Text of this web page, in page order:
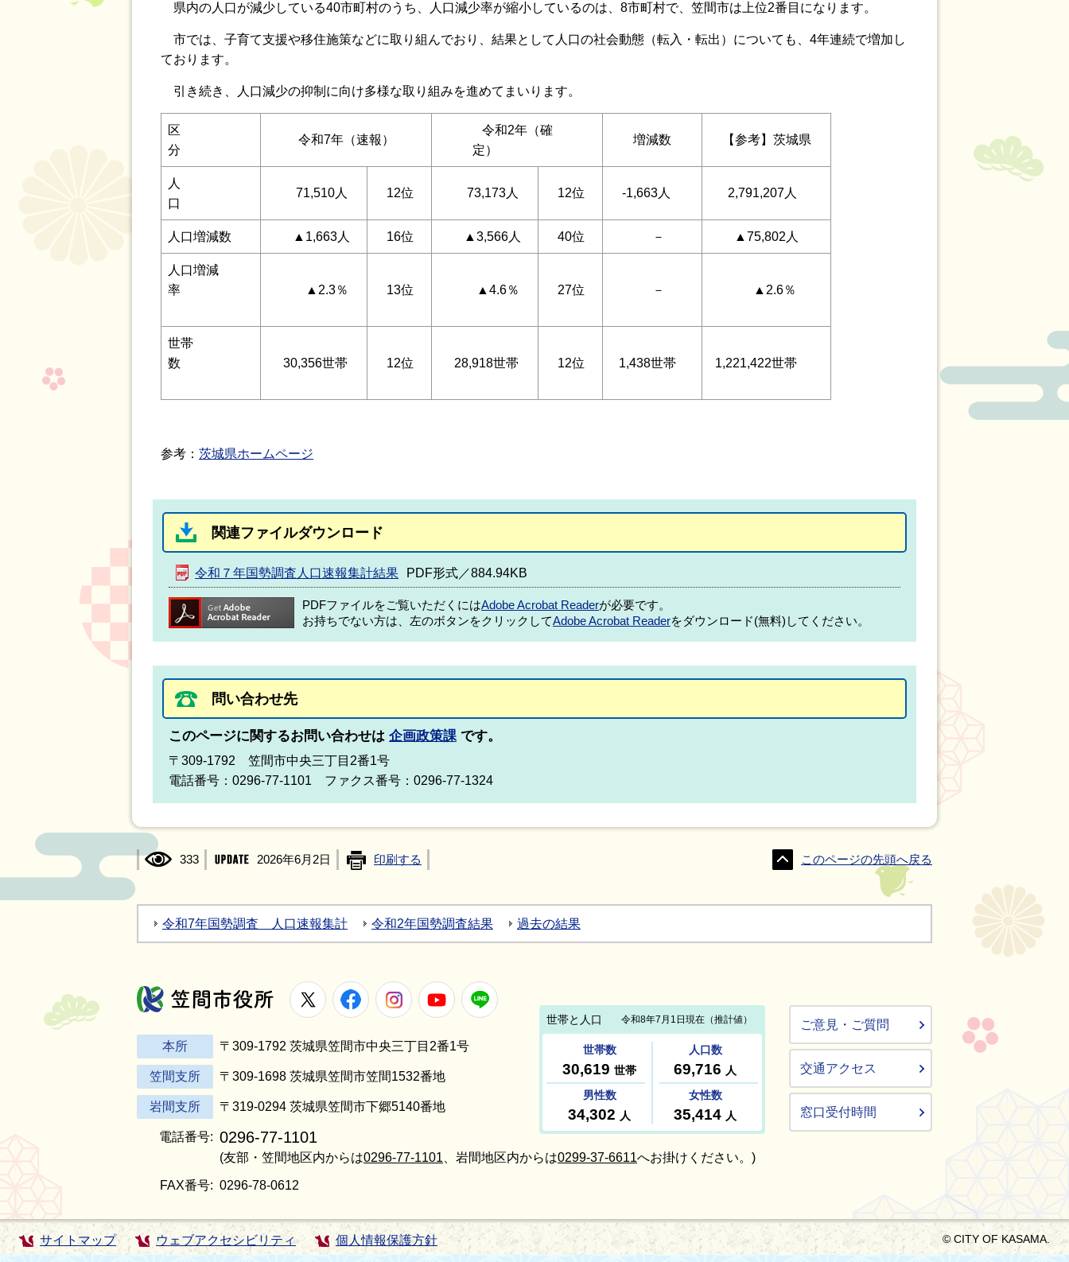
県内の人口が減少している40市町村のうち、人口減少率が縮小しているのは、8市町村で、笠間市は上位2番目になります。
市では、子育て支援や移住施策などに取り組んでおり、結果として人口の社会動態（転入・転出）についても、4年連続で増加し
ております。
引き続き、人口減少の抑制に向け多様な取り組みを進めてまいります。
区
分
令和7年（速報）
令和2年（確
定）
増減数 【参考】茨城県
人
口
71,510人 12位 73,173人 12位 -1,663人 2,791,207人
人口増減数 ▲1,663人 16位 ▲3,566人 40位 － ▲75,802人
人口増減
率
▲2.3％ 13位 ▲4.6％ 27位 － ▲2.6％
世帯
数
30,356世帯 12位 28,918世帯 12位 1,438世帯 1,221,422世帯
参考： 茨城県ホームページ
関連ファイルダウンロード
令和７年国勢調査人口速報集計結果 PDF形式／884.94KB
PDFファイルをご覧いただくにはAdobe Acrobat Readerが必要です。
お持ちでない方は、左のボタンをクリックしてAdobe Acrobat Readerをダウンロード(無料)してください。
問い合わせ先
このページに関するお問い合わせは 企画政策課 です。
〒309-1792 笠間市中央三丁目2番1号
電話番号：0296-77-1101 ファクス番号：0296-77-1324
333 2026年6月2日 印刷する このページの先頭へ戻る
令和7年国勢調査 人口速報集計 令和2年国勢調査結果 過去の結果
笠間市役所
X FacebookInstagramYoutube
本所 〒309-1792 茨城県笠間市中央三丁目2番1号
笠間支所 〒309-1698 茨城県笠間市笠間1532番地
岩間支所 〒319-0294 茨城県笠間市下郷5140番地
電話番号: 0296-77-1101
(友部・笠間地区内からは0296-77-1101 、岩間地区内からは0299-37-6611へお掛けください。)
FAX番号: 0296-78-0612
ご意見・ご質問
交通アクセス
窓口受付時間
サイトマップ ウェブアクセシビリティ 個人情報保護方針 © CITY OF KASAMA.